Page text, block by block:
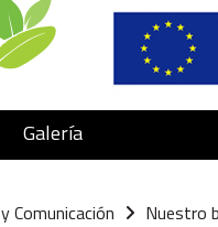
Galería
Comunicación Nuestro